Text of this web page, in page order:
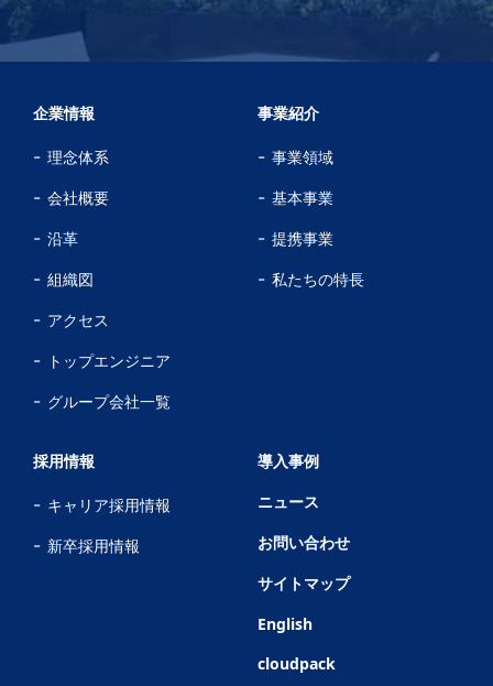
企業情報
理念体系
会社概要
沿革
組織図
アクセス
トップエンジニア
グループ会社一覧
事業紹介
事業領域
基本事業
提携事業
私たちの特長
採用情報
キャリア採用情報
新卒採用情報
導入事例
ニュース
お問い合わせ
サイトマップ
English
cloudpack